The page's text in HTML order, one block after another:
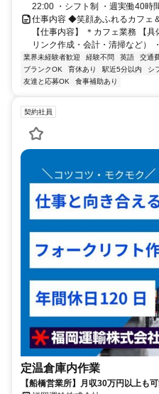
22:00 ・シフト制 ・週実働40時
仕事内容 ◆笑顔あふれるカフェ
【仕事内容】 ＊カフェ業務 【
リンク作成・会計・清掃など）
業界未経験者歓迎 経験不問 英語 交通
ブランクOK
育休あり 駅近5分以内 シ
友達と応募OK
食事補助あり
契約社員
定温倉庫内作業
【船橋営業所】月収30万円以上も